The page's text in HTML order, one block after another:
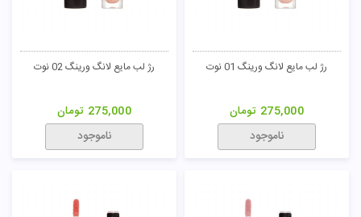
رژ لب مایع لانگ ورینگ 01 نوت
275,000 تومان
ناموجود
رژ لب مایع لانگ ورینگ 02 نوت
275,000 تومان
ناموجود